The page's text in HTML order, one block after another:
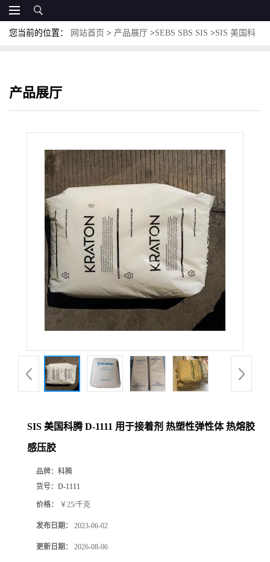
您当前的位置： 网站首页 > 产品展厅 >SEBS SBS SIS >SIS 美国科
产品展厅
SIS 美国科腾 D-1111 用于接着剂 热塑性弹性体 热熔胶
感压胶
品牌： 科腾
货号： D-1111
价格： ￥25/千克
发布日期： 2023-06-02
更新日期： 2026-08-06